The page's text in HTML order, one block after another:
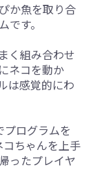
か魚を取り合
す。
く組み合わせ
ネコを動か
は感覚的にわ
ログラムを
ちゃんを上手
ったプレイヤ